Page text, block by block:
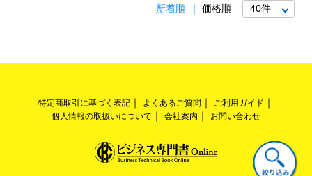
新着順 価格順
特定商取引に基づく表記 よくあるご質問
ご利用ガイド
個人情報の取扱いについて
会社案内 お問い合わせ